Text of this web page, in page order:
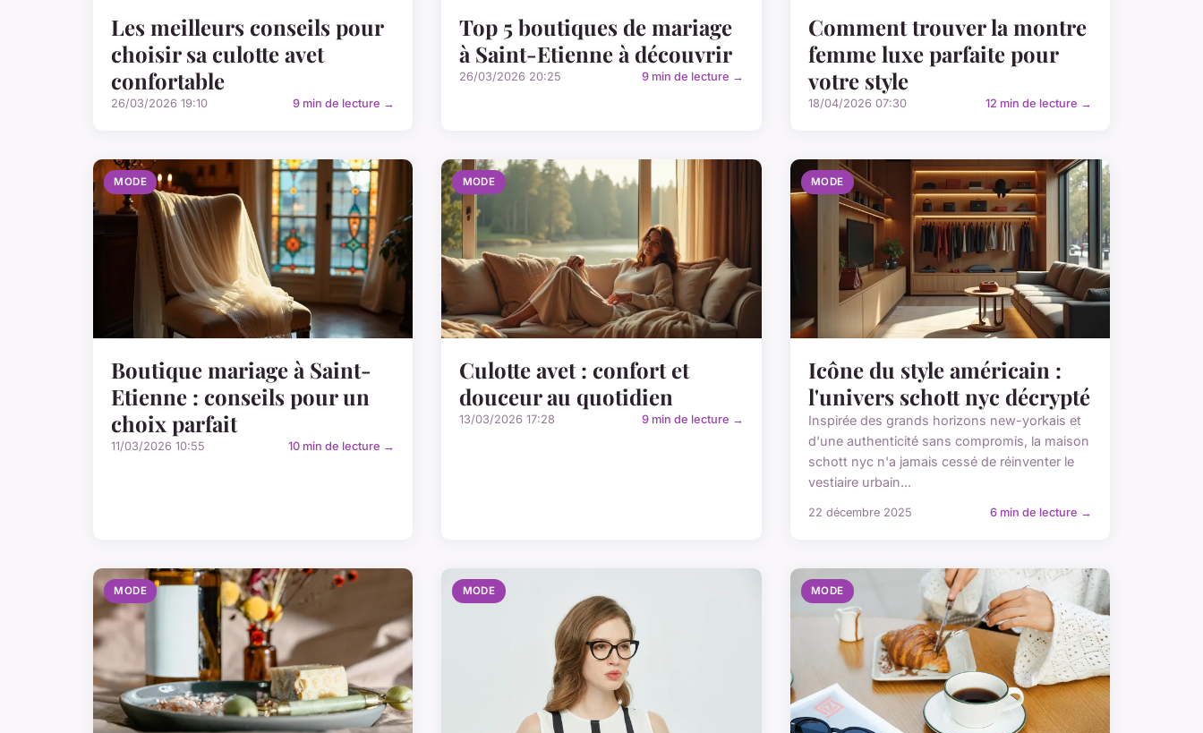
Les meilleurs conseils pour
choisir sa culotte avet
confortable
26/03/2026 19:10 9 min de lecture →
Top 5 boutiques de mariage
à Saint-Etienne à découvrir
26/03/2026 20:25 9 min de lecture →
Comment trouver la montre
femme luxe parfaite pour
votre style
18/04/2026 07:30 12 min de lecture →
MODE
Boutique mariage à Saint-
Etienne : conseils pour un
choix parfait
11/03/2026 10:55 10 min de lecture →
MODE
Culotte avet : confort et
douceur au quotidien
13/03/2026 17:28 9 min de lecture →
MODE
Icône du style américain :
l'univers schott nyc décrypté
Inspirée des grands horizons new-yorkais et
d'une authenticité sans compromis, la maison
schott nyc n'a jamais cessé de réinventer le
vestiaire urbain...
22 décembre 2025 6 min de lecture →
MODE MODE MODE